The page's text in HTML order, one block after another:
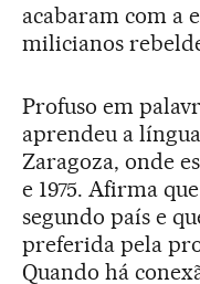
acabaram com a
milicianos
Profuso em
aprendeu a
Zaragoza, onde
e 1975. Afirma
segundo país e
preferida pela
Quando há